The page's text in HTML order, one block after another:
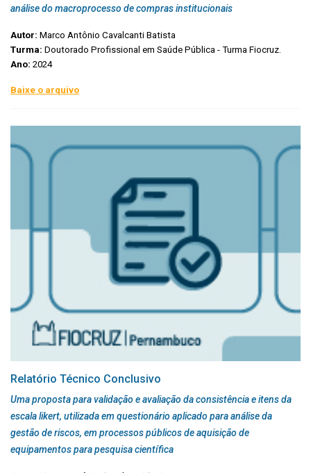
análise do macroprocesso de compras institucionais
Autor: Marco Antônio Cavalcanti Batista
Turma: Doutorado Profissional em Saúde Pública - Turma Fiocruz.
Ano: 2024
Baixe o arquivo
Relatório Técnico Conclusivo
Uma proposta para validação e avaliação da consistência e itens da
escala likert, utilizada em questionário aplicado para análise da
gestão de riscos, em processos públicos de aquisição de
equipamentos para pesquisa científica